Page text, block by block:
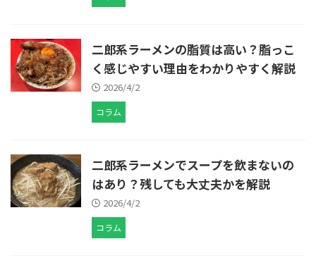
二郎系ラーメンの脂質は高い？脂っこ
く感じやすい理由をわかりやすく解説
2026/4/2
コラム
二郎系ラーメンでスープを飲まないの
はあり？残しても大丈夫かを解説
2026/4/2
コラム